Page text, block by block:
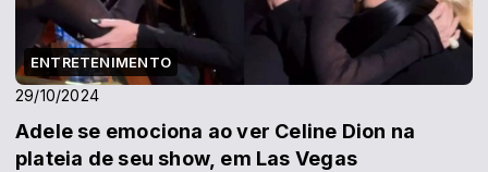
ENTRETENIMENTO
29/10/2024
Adele se emociona ao ver Celine Dion na
plateia de seu show, em Las Vegas